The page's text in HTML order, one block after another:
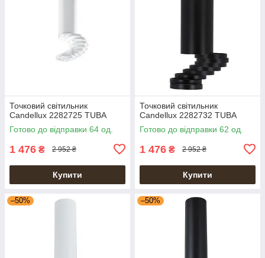
Точковий світильник
Candellux 2282725 TUBA
Готово до відправки 64 од.
1 476 ₴ 2 952 ₴
Купити
Точковий світильник
Candellux 2282732 TUBA
Готово до відправки 62 од.
1 476 ₴ 2 952 ₴
Купити
–50% –50%